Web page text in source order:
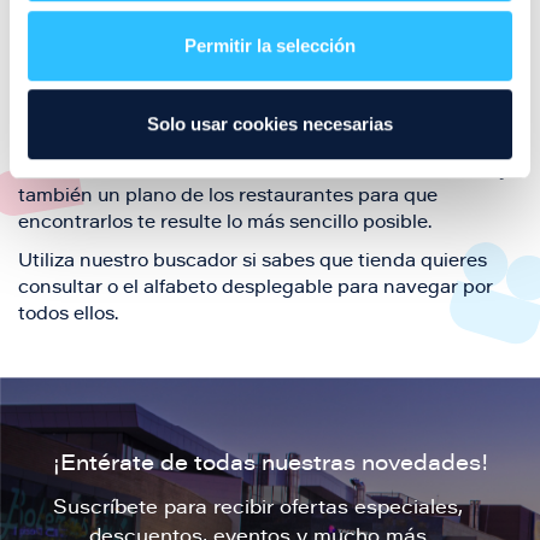
Permitir la selección
Solo usar cookies necesarias
también de nuestra oferta de ocio y shopping durante
tu visita.
El este directorio de restaurantes de Puerto Venecia
también un plano de los restaurantes para que
encontrarlos te resulte lo más sencillo posible.
Utiliza nuestro buscador si sabes que tienda quieres
consultar o el alfabeto desplegable para navegar por
todos ellos.
¡Entérate de todas nuestras novedades!
Suscríbete para recibir ofertas especiales,